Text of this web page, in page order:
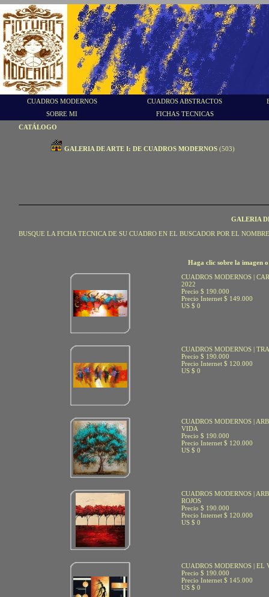
CUADROS MODERNOS CUADROS ABSTRACTOS
SOBRE MI
FICHAS TECNICAS
CATÁLOGO
GALERIA DE ARTE I: DE CUADROS MODERNOS(503)
GALERIA
BUSQUE LA FICHA TECNICA DE SU CUADRO EN EL BUSCADOR POR EL
Haga clic sobre la imagen
CUADROS MODERNOS |
2022
Precio $ 190.000
Precio Internet $ 149.000
US $ 0
CUADROS MODERNOS |
Precio $ 190.000
Precio Internet $ 120.000
US $ 0
CUADROS MODERNOS |
VIDA
Precio $ 190.000
Precio Internet $ 120.000
US $ 0
CUADROS MODERNOS |
ROJOS
Precio $ 190.000
Precio Internet $ 120.000
US $ 0
CUADROS MODERNOS | EL
Precio $ 190.000
Precio Internet $ 145.000
US $ 0